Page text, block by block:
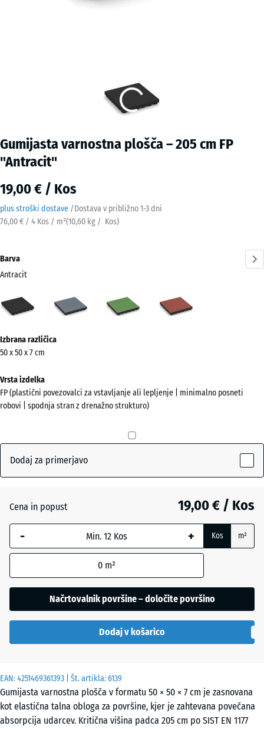
Gumijasta varnostna plošča – 205 cm FP
"Antracit"
19,00 € / Kos
plus stroški dostave /Dostava v približno1-3 dni
76,00 € / 4 Kos / m²(10,60 kg / Kos)
EAN:4251469361393 | Št. artikla:6139
Gumijasta varnostna plošča v formatu 50 × 50 × 7 cm je zasnovana
kot elastična talna obloga za površine, kjer je zahtevana povečana
absorpcija udarcev. Kritična višina padca 205 cm po SIST EN 1177
Barva
Antracit
(active)
zelena
informacij
o
barvah?
Prikaži
barvno
(active)
siva
Lipovo
+ 0,50 €
rdeča
Izbrana različica
50 x 50 x 7 cm
Vrsta izdelka
FP (plastični povezovalci za vstavljanje ali lepljenje | minimalno posneti
robovi | spodnja stran z drenažno strukturo)
Dodaj za primerjavo
Cena in popust 19,00 € / Kos
- + Kos m²
0 m²
Načrtovalnik površine – določite površino
Dodaj v košarico